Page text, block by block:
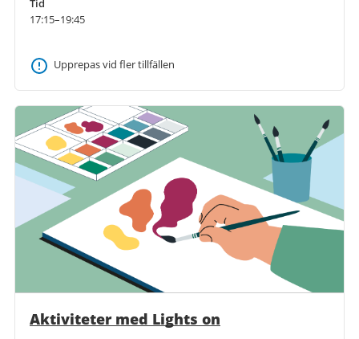
Tid
17:15–19:45
Upprepas vid fler tillfällen
Aktiviteter med Lights on